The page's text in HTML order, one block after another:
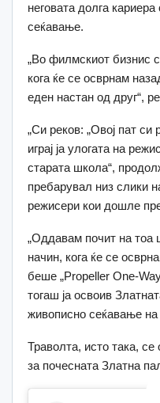
неговата долга кариера
сеќавање.
„Во филмскиот бизнис
кога ќе се осврнам
еден настан од друг“,
„Си реков: „Овој пат си
играј ја улогата на
старата школа“,
пребарувал низ слики
режисери кои дошле
„Оддавам почит на тоа
начин, кога ќе се
беше „Propeller One-
тогаш ја освоив
живописно сеќавање на
Траволта, исто така,
за почесната Златна